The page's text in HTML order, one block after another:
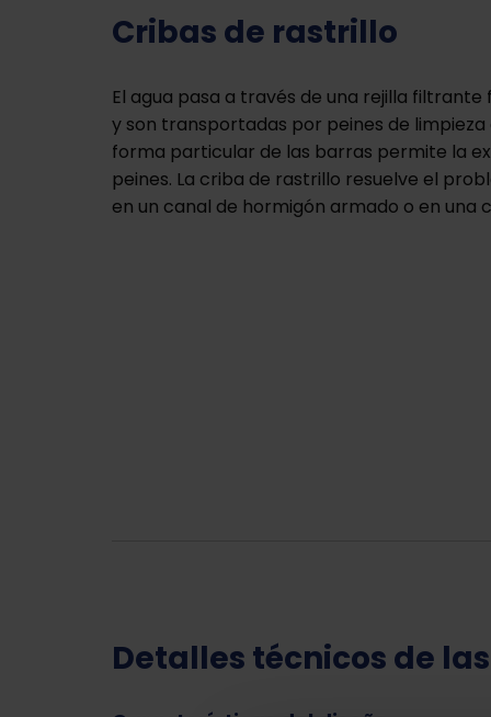
Cribas de rastrillo
El agua pasa a través de una rejilla
y son transportadas por peines de
forma particular de las barras permite la
peines. La criba de rastrillo resuelve el
en un canal de hormigón armado o en
Detalles técnicos de